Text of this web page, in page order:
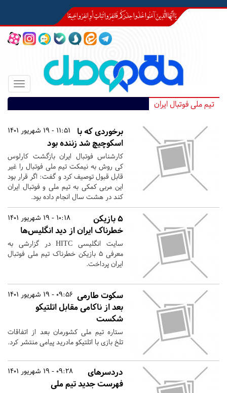
Toggle
تیم ملی فوتبال ایران
11:51 - 19 شهریور 1401
برخوردی که با
اسکوچیچ شد زننده بود
کارشناس فوتبال ایران بازگشت کارلوس
کی روش به نیمکت تیم ملی فوتبال را غیر
قابل قبول توصیف کرد و گفت: اگر قرار بود
این مربی کمکی به تیم ملی و فوتبال ایران
کند در هشت سال انجام داده بود.
10:18 - 19 شهریور 1401
۵ بازیکن
خطرناک ایران از دید انگلیس‌ها
سایت انگلیسی HITC در گزارشی به
معرفی ۵ بازیکن خطرناک تیم ملی فوتبال
ایران پرداخت.
09:56 - 19 شهریور 1401 سکوت طارمی
بعد از ناکامی مقابل اتلتیکو
شکست
ستاره تیم ملی کشورمان بعد از اتفاقات
تلخ بازی با اتلتیکو مادرید پیامی منتشر کرد.
09:28 - 19 شهریور 1401
دردسرهای
فهرست جدید تیم ملی